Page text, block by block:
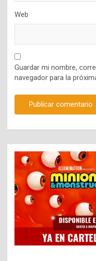
Web
Guardar mi nombre,
navegador para la